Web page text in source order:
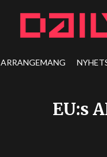
ARRANGEMANG
EU:s